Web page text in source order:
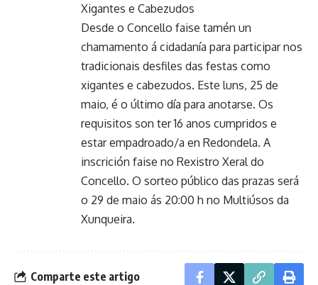
Xigantes e Cabezudos
Desde o Concello faise tamén un
chamamento á cidadanía para participar nos
tradicionais desfiles das festas como
xigantes e cabezudos. Este luns, 25 de
maio, é o último día para anotarse. Os
requisitos son ter 16 anos cumpridos e
estar empadroado/a en Redondela. A
inscrición faise no Rexistro Xeral do
Concello. O sorteo público das prazas será
o 29 de maio ás 20:00 h no Multiúsos da
Xunqueira.
Comparte este artigo